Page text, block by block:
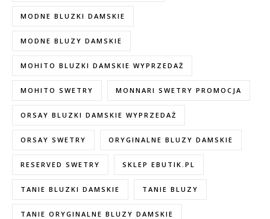
MODNE BLUZKI DAMSKIE
MODNE BLUZY DAMSKIE
MOHITO BLUZKI DAMSKIE WYPRZEDAŻ
MOHITO SWETRY MONNARI SWETRY PROMOCJA
ORSAY BLUZKI DAMSKIE WYPRZEDAŻ
ORSAY SWETRY ORYGINALNE BLUZY DAMSKIE
RESERVED SWETRY SKLEP EBUTIK.PL
TANIE BLUZKI DAMSKIE TANIE BLUZY
TANIE ORYGINALNE BLUZY DAMSKIE